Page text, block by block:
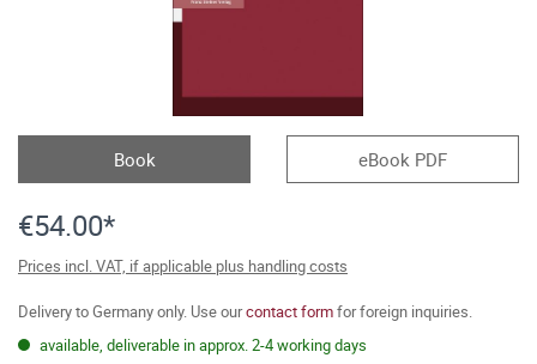
Book eBook PDF
€54.00*
Prices incl. VAT, if applicable plus handling costs
Delivery to Germany only. Use ourcontact formfor foreign inquiries.
available, deliverable in approx. 2-4 working days